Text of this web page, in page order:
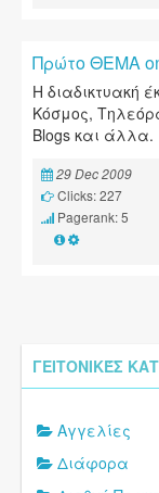
Πρώτο ΘΕΜΑ
Η διαδικτυακή
Κόσμος,
Blogs και άλλα.
29 Dec 2009
Clicks: 227
Pagerank: 5
ΓΕΙΤΟΝΙΚΈΣ
Αγγελίες
Διάφορα